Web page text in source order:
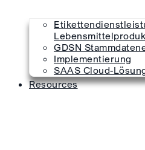
GDSN
Implementierung
SAAS Cloud-
Resources